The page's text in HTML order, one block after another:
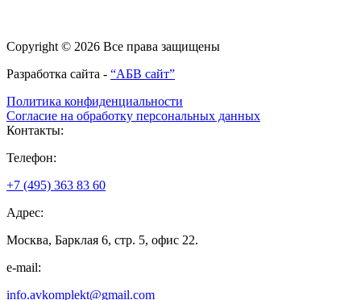
Copyright © 2026 Все права защищены
Разработка сайта - “АБВ сайт”
Политика конфиденциальности
Согласие на обработку персональных данных
Контакты:
Телефон:
+7 (495) 363 83 60
Адрес:
Москва, Барклая 6, стр. 5, офис 22.
e-mail:
info.avkomplekt@gmail.com